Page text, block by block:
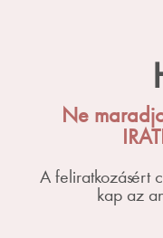
Ne
A feliratkozásért
kap az